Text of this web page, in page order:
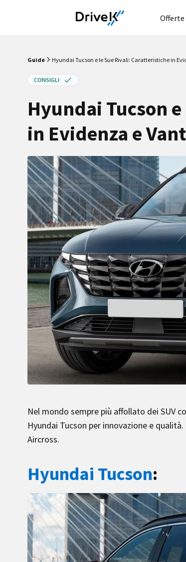
Offerte
Guide Hyundai Tucson e le Sue Rivali: Caratteristiche in
CONSIGLI
Hyundai Tucson
in Evidenza e
Nel mondo sempre più affollato dei SUV
Hyundai Tucson per innovazione e
Aircross.
Hyundai Tucson: